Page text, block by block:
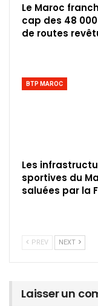
Le Maroc
cap des 48
de routes
BTP MAROC
Les
sportives du
saluées par la
PREV NEXT
Laisser un